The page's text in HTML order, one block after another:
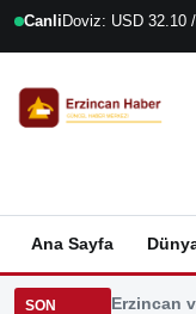
Canli Doviz: USD 32.10
Ana Sayfa
SON
Erzincan